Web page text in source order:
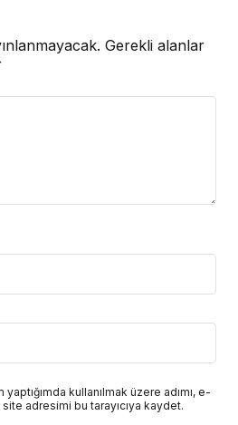
Gerekli alanlar
kullanılmak üzere adımı, e-
adresimi bu tarayıcıya kaydet.